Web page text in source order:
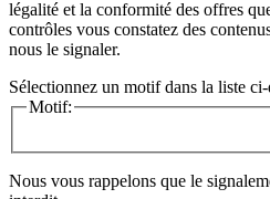
légalité et la conformité des offres
contrôles vous constatez des
nous le signaler.
Sélectionnez un motif dans la liste ci-
Motif:
Nous vous rappelons que le